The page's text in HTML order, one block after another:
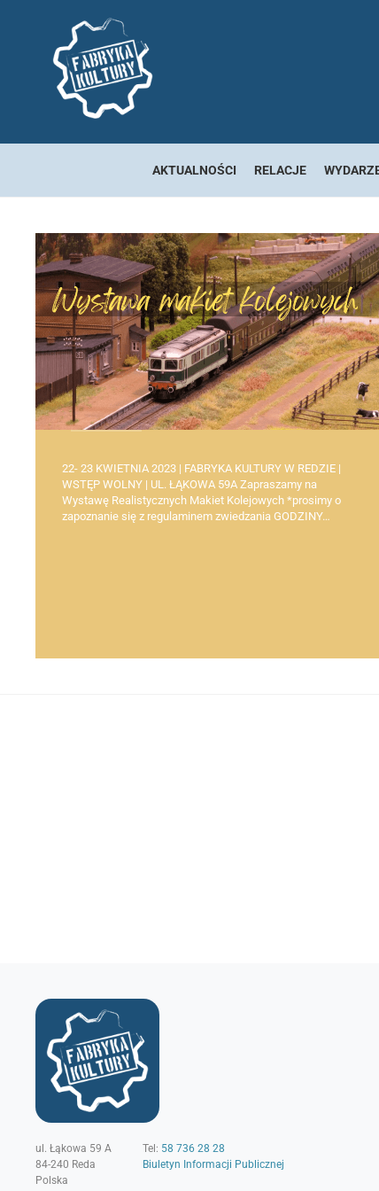
AKTUALNOŚCI RELACJE
22- 23 KWIETNIA 2023 | FABRYKA KULTURY W REDZIE |
WSTĘP WOLNY | UL. ŁĄKOWA 59A Zapraszamy na
Wystawę Realistycznych Makiet Kolejowych *prosimy o
zapoznanie się z regulaminem zwiedzania GODZINY…
ul. Łąkowa 59 A
84-240 Reda
Polska
Tel: 58 736 28 28
Biuletyn Informacji Publicznej